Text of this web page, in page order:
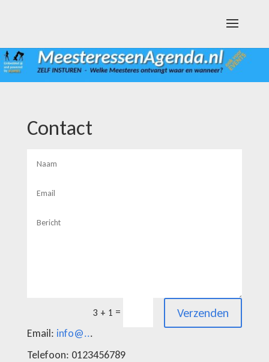
Contact
3 + 1 = Verzenden
Email: info@...
Telefoon: 0123456789